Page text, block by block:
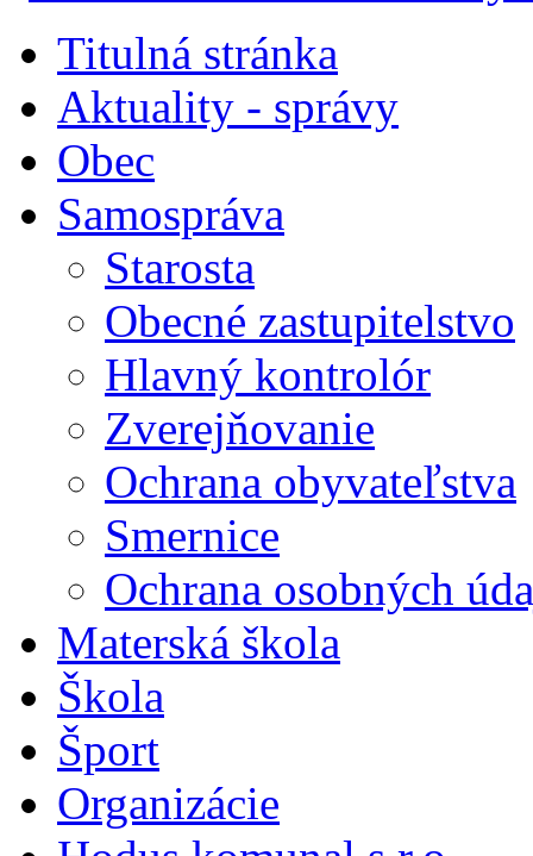
Titulná stránka
Aktuality - správy
Obec
Samospráva
Starosta
Obecné zastupitelstvo
Hlavný kontrolór
Zverejňovanie
Ochrana obyvateľstva
Smernice
Ochrana osobných
Materská škola
Škola
Šport
Organizácie